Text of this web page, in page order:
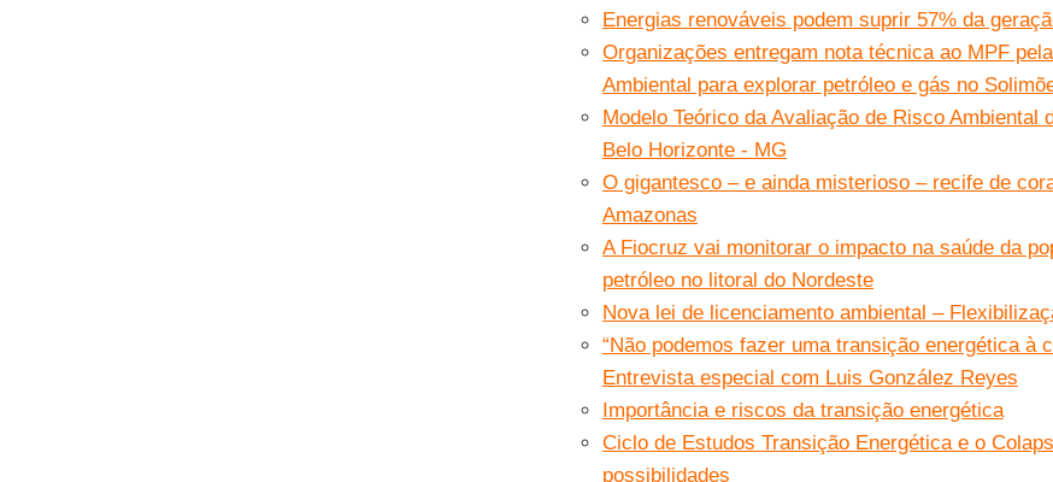
Energias renováveis podem suprir 57% da
Organizações entregam nota técnica ao MPF
Ambiental para explorar petróleo e gás no
Modelo Teórico da Avaliação de Risco Ambiental
Belo Horizonte - MG
O gigantesco – e ainda misterioso – recife de
Amazonas
A Fiocruz vai monitorar o impacto na saúde da
petróleo no litoral do Nordeste
Nova lei de licenciamento ambiental –
“Não podemos fazer uma transição energética à
Entrevista especial com Luis González Reyes
Importância e riscos da transição energética
Ciclo de Estudos Transição Energética e o
possibilidades